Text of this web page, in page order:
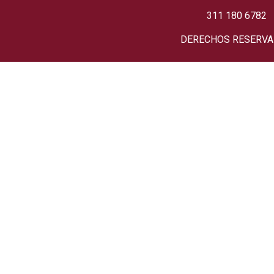
311 180 6782
DERECHOS